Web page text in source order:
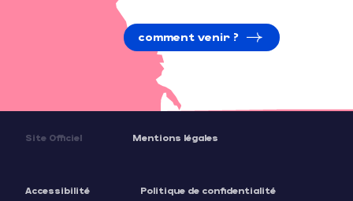
comment venir ?
Site Officiel Mentions légales
Accessibilité Politique de confidentialité